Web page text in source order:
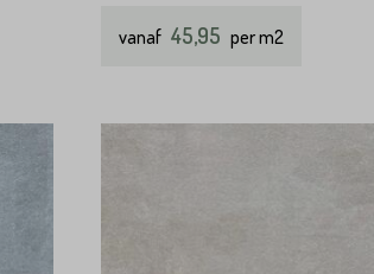
vanaf 45,95 per m2